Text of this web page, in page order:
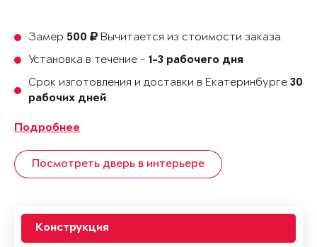
Замер 500
Вычитается из стоимости заказа.
Установка в течение - 1-3 рабочего дня
Срок изготовления и доставки в Екатеринбурге 30
рабочих дней.
Подробнее
Посмотреть дверь в интерьере
Конструкция